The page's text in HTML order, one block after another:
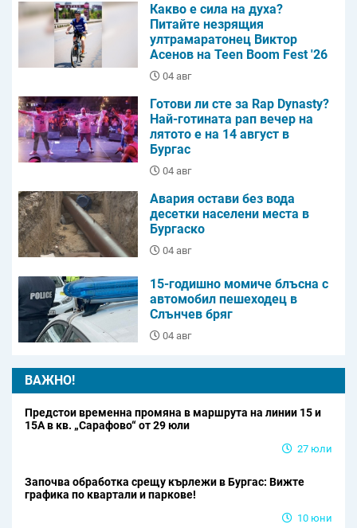
Какво е сила на духа?
Питайте незрящия
ултрамаратонец Виктор
Асенов на Teen Boom Fest '26
04 авг
Готови ли сте за Rap Dynasty?
Най-готината рап вечер на
лятото е на 14 август в
Бургас
04 авг
Авария остави без вода
десетки населени места в
Бургаско
04 авг
15-годишно момиче блъсна с
автомобил пешеходец в
Слънчев бряг
04 авг
ВАЖНО!
Предстои временна промяна в маршрута на линии 15 и
15А в кв. „Сарафово“ от 29 юли
27 юли
Започва обработка срещу кърлежи в Бургас: Вижте
графика по квартали и паркове!
10 юни